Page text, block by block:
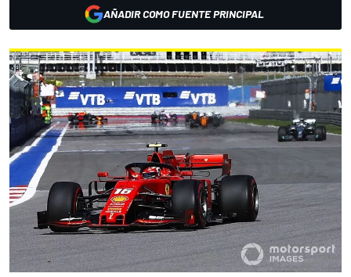
AÑADIR COMO FUENTE PRINCIPAL